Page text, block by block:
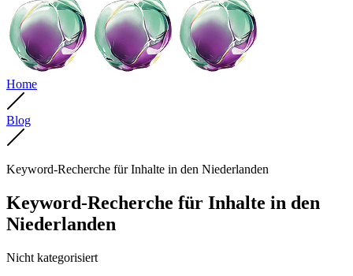
Home
Blog
Keyword-Recherche für Inhalte in den Niederlanden
Keyword-Recherche für Inhalte in den
Niederlanden
Nicht kategorisiert